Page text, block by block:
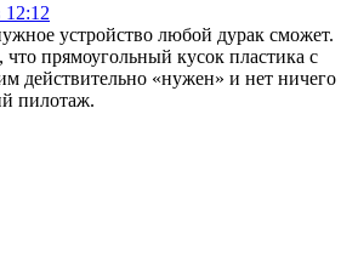
устройство любой дурак сможет.
прямоугольный кусок пластика с
действительно «нужен» и нет ничего
пилотаж.